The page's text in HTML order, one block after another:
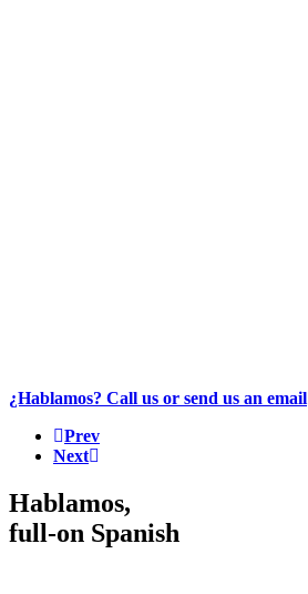
¿Hablamos? Call us or send us an email
Prev
Next
Hablamos,
full-on Spanish